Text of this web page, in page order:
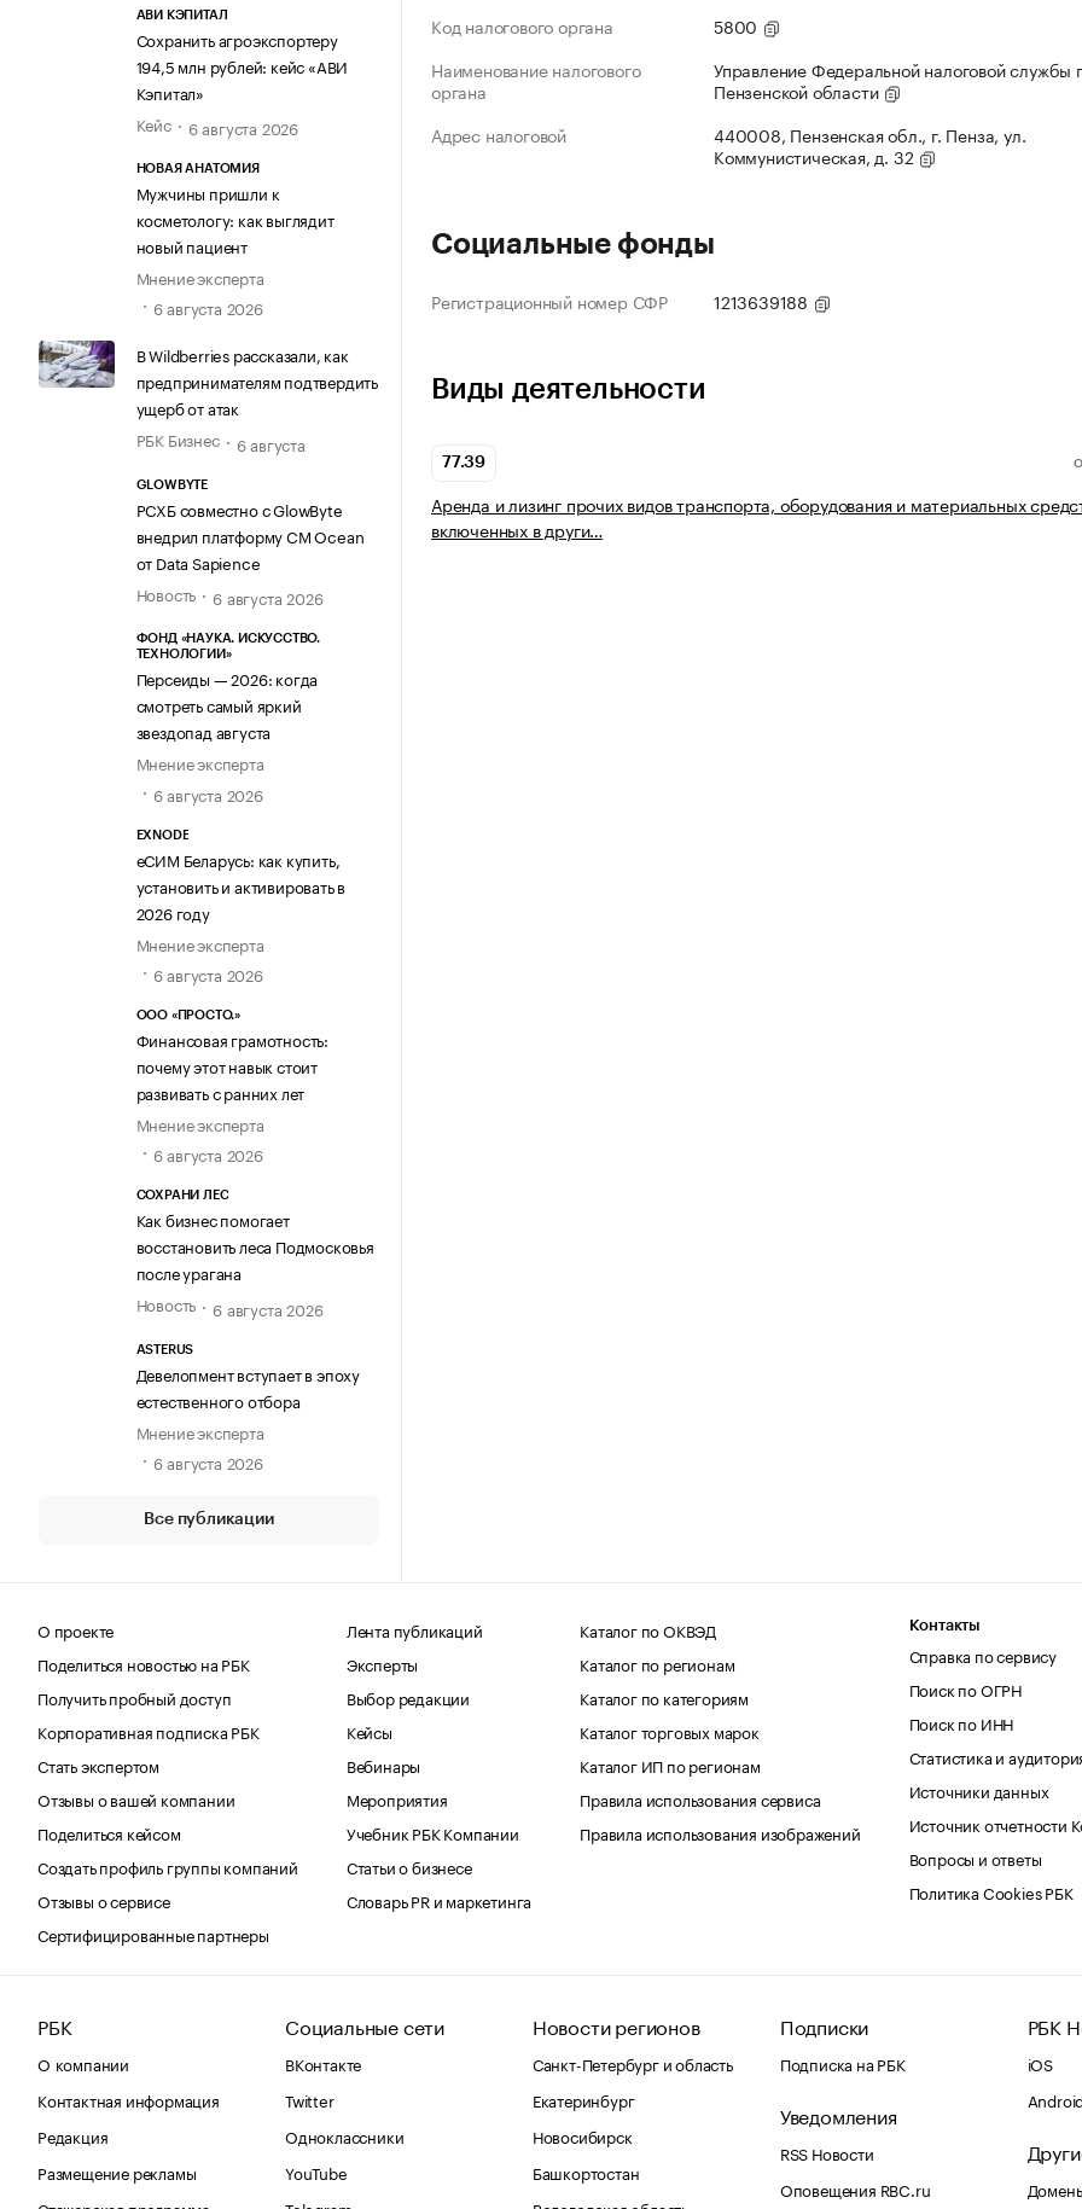
АВИ КЭПИТАЛ
Сохранить агроэкспортеру
194,5 млн рублей: кейс «АВИ
Кэпитал»
Кейс
6 августа 2026
НОВАЯ АНАТОМИЯ
Мужчины пришли к
косметологу: как выглядит
новый пациент
Мнение эксперта
6 августа 2026
В Wildberries рассказали, как
предпринимателям подтвердить
ущерб от атак
РБК Бизнес
6 августа
GLOWBYTE
РСХБ совместно с GlowByte
внедрил платформу CM Ocean
от Data Sapience
Новость
6 августа 2026
ФОНД «НАУКА. ИСКУССТВО.
ТЕХНОЛОГИИ»
Персеиды — 2026: когда
смотреть самый яркий
звездопад августа
Мнение эксперта
6 августа 2026
EXNODE
еСИМ Беларусь: как купить,
установить и активировать в
2026 году
Мнение эксперта
6 августа 2026
ООО «ПРОСТО.»
Финансовая грамотность:
почему этот навык стоит
развивать с ранних лет
Мнение эксперта
6 августа 2026
СОХРАНИ ЛЕС
Как бизнес помогает
восстановить леса Подмосковья
после урагана
Новость
6 августа 2026
ASTERUS
Девелопмент вступает в эпоху
естественного отбора
Мнение эксперта
6 августа 2026
Все публикации
Код налогового органа
5800
Наименование налогового
органа
Управление Федеральной налоговой службы
Пензенской области
Адрес налоговой
440008, Пензенская обл., г. Пенза, ул.
Коммунистическая, д. 32
Социальные фонды
Регистрационный номер СФР 1213639188
Виды деятельности
77.39
Аренда и лизинг прочих видов транспорта, оборудования и материальных
включенных в други…
О проекте
Поделиться новостью на РБК
Получить пробный доступ
Корпоративная подписка РБК
Стать экспертом
Отзывы о вашей компании
Поделиться кейсом
Создать профиль группы компаний
Отзывы о сервисе
Сертифицированные партнеры
Лента публикаций
Эксперты
Выбор редакции
Кейсы
Вебинары
Мероприятия
Учебник РБК Компании
Статьи о бизнесе
Словарь PR и маркетинга
Каталог по ОКВЭД
Каталог по регионам
Каталог по категориям
Каталог торговых марок
Каталог ИП по регионам
Правила использования сервиса
Правила использования изображений
Контакты
Справка по сервису
Поиск по ОГРН
Поиск по ИНН
Статистика и
Источники данных
Источник отчетности
Вопросы и ответы
Политика Cookies РБК
РБК
О компании
Контактная информация
Редакция
Размещение рекламы
Социальные сети
ВКонтакте
Twitter
Одноклассники
YouTube
Новости регионов
Санкт-Петербург и область
Екатеринбург
Новосибирск
Башкортостан
Подписки
Подписка на РБК
Уведомления
RSS Новости
Оповещения RBC.ru
РБК
iOS